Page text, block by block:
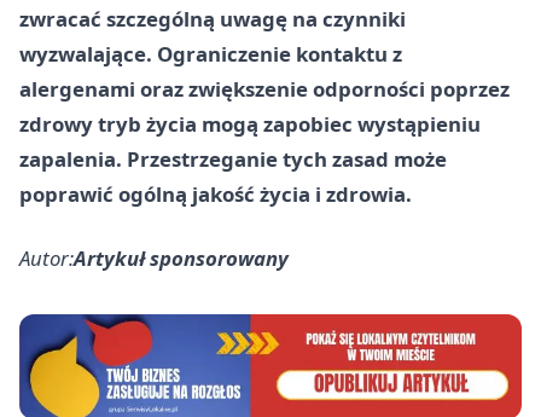
zwracać szczególną uwagę na czynniki
wyzwalające. Ograniczenie kontaktu z
alergenami oraz zwiększenie odporności poprzez
zdrowy tryb życia mogą zapobiec wystąpieniu
zapalenia. Przestrzeganie tych zasad może
poprawić ogólną jakość życia i zdrowia.
Autor:Artykuł sponsorowany